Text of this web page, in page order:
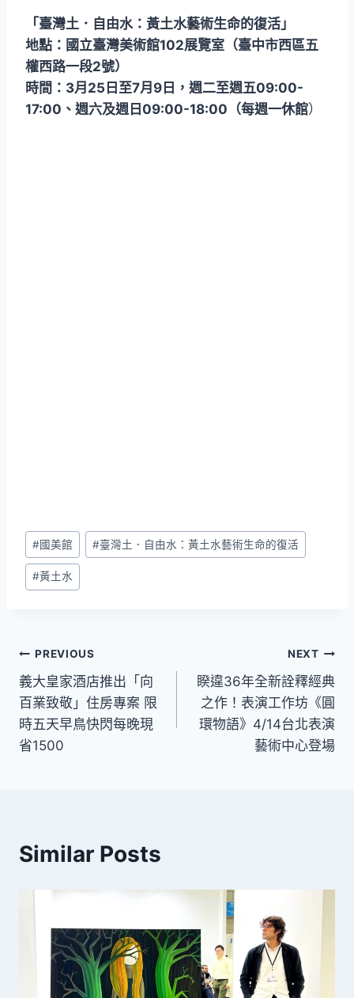
「臺灣土．自由水：黃土水藝術生命的復活」
地點：國立臺灣美術館102展覽室（臺中市西區五
權西路一段2號）
時間：3月25日至7月9日，週二至週五09:00-
17:00、週六及週日09:00-18:00（每週一休館）
Post
Tags:
#國美館 #臺灣土．自由水：黃土水藝術生命的復活
#黃土水
文
章
導
覽
PREVIOUS
義大皇家酒店推出「向
百業致敬」住房專案 限
時五天早鳥快閃每晚現
省1500
NEXT
睽違36年全新詮釋經典
之作！表演工作坊《圓
環物語》4/14台北表演
藝術中心登場
Similar Posts